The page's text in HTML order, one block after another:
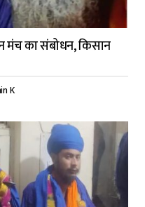
का संबोधन, किसान
K